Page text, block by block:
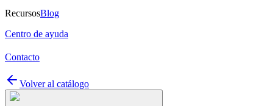
RecursosBlog
Centro de ayuda
Contacto
Volver al catálogo